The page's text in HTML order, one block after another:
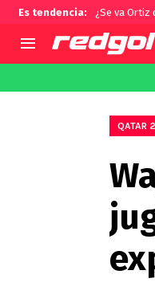
Es tendencia: ¿Se va Ortiz
U
U
QATAR